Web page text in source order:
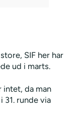
SIF her har
ud i marts.
intet, da man
31. runde via